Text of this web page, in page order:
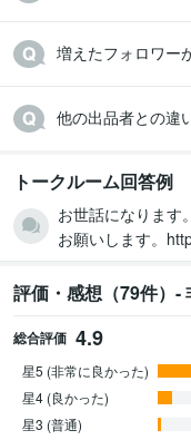
増えたフォロワー
他の出品者との違
トークルーム回答例
お世話になります
お願いします。
評価・感想（79件）-
総合評価 4.9
星5 (非常に良かった)
星4 (良かった)
星3 (普通)